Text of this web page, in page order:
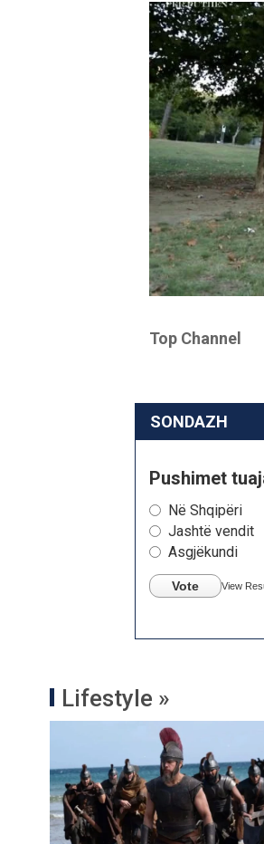
Top Channel
SONDAZH
Pushimet
Në Shqipëri
Jashtë vendit
Asgjëkundi
Vote View
Lifestyle »